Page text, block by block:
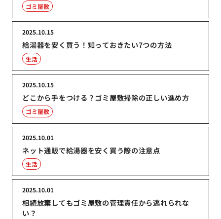
ゴミ屋敷
給湯器を安く買う！知っておきたい7つの方法
2025.10.15
生活
どこから手をつける？ゴミ屋敷掃除の正しい進め方
2025.10.15
ゴミ屋敷
ネット通販で給湯器を安く買う際の注意点
2025.10.01
生活
相続放棄してもゴミ屋敷の管理責任から逃れられな
い？
2025.10.01